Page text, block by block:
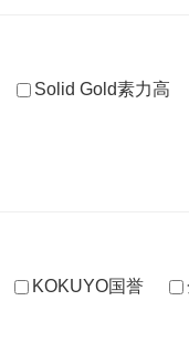
Solid Gold素力高
KOKUYO国誉